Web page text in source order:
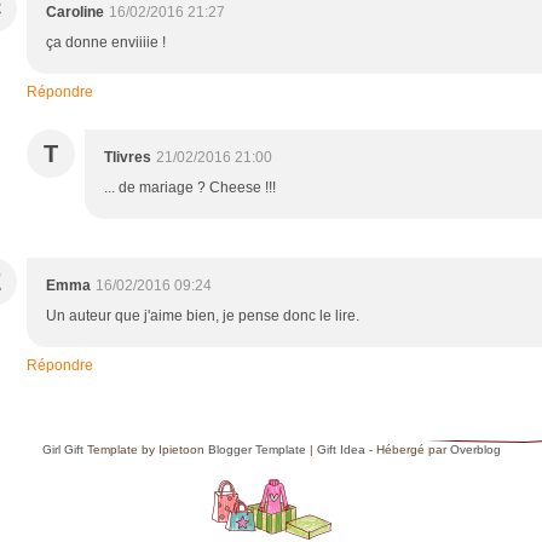
Caroline 16/02/2016 21:27
ça donne enviiiie !
Répondre
T Tlivres 21/02/2016 21:00
... de mariage ? Cheese !!!
Emma 16/02/2016 09:24
Un auteur que j'aime bien, je pense donc le lire.
Répondre
Girl GiftTemplate by Ipietoon Blogger Template | Gift Idea - Hébergé parOverblog